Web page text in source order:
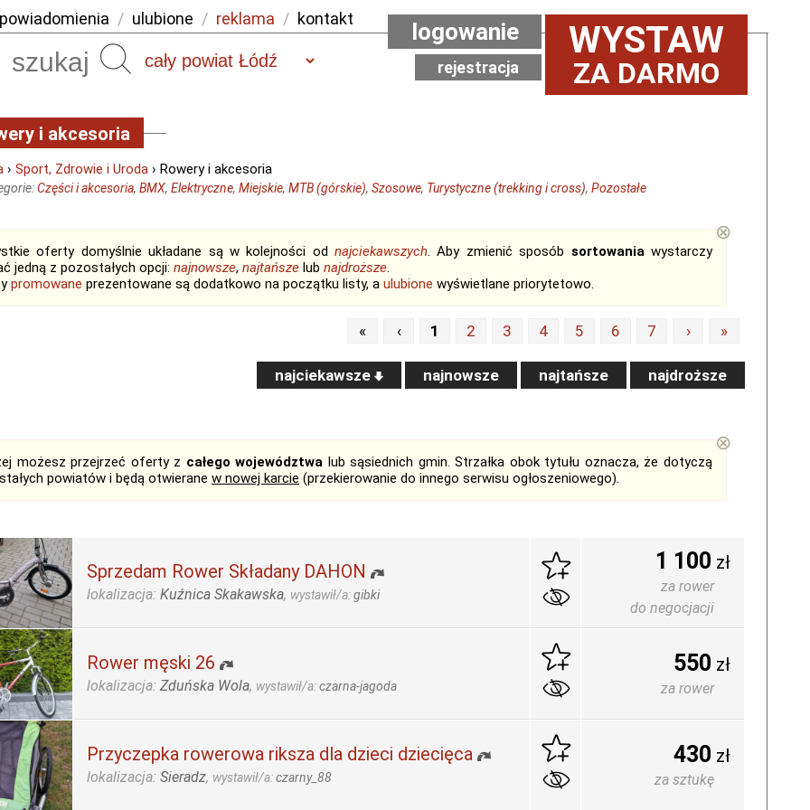
powiadomienia / ulubione / reklama / kontakt
Szukaj WYSTAW
ZA DARMO
logowanie
rejestracja
i akcesoria
› Sport, Zdrowie i Uroda › Rowery i akcesoria
Części i akcesoria, BMX, Elektryczne, Miejskie, MTB (górskie), Szosowe, Turystyczne (trekking i cross), Pozostałe
oferty domyślnie układane są w kolejności odnajciekawszych. Aby zmienić sposób sortowaniawystarczy
jedną z pozostałych opcji: najnowsze, najtańsze lub najdroższe.
promowane prezentowane są dodatkowo na początku listy, a ulubione wyświetlane priorytetowo.
⊗
« ‹ 1 2 3 4 5 6 7 › »
najciekawsze najnowsze najtańsze najdroższe
możesz przejrzeć oferty z całego województwa lub sąsiednich gmin. Strzałka obok tytułu oznacza, że dotyczą
powiatów i będą otwierane w nowej karcie (przekierowanie do innego serwisu ogłoszeniowego).
⊗
Sprzedam Rower Składany DAHON
lokalizacja: Kuźnica Skakawska, wystawił/a:gibki
1 100 zł
za rower
do negocjacji
Rower męski 26
lokalizacja: Zduńska Wola, wystawił/a:czarna-jagoda
550 zł
za rower
Przyczepka rowerowa riksza dla dzieci dziecięca
lokalizacja: Sieradz, wystawił/a:czarny_88
430 zł
za sztukę